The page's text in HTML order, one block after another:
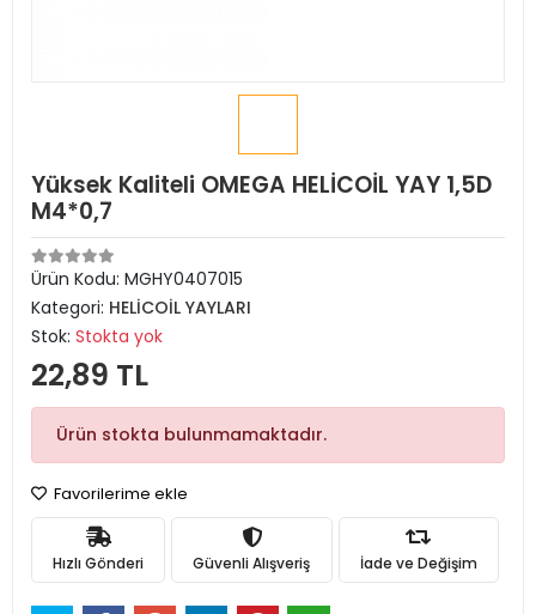
Yüksek Kaliteli OMEGA HELİCOİL YAY 1,5D
M4*0,7
Ürün Kodu: MGHY0407015
Kategori: HELİCOİL YAYLARI
Stok: Stokta yok
22,89 TL
Ürün stokta bulunmamaktadır.
Favorilerime ekle
Hızlı Gönderi Güvenli Alışveriş İade ve Değişim